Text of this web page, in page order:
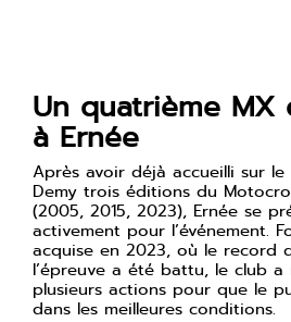
Un quatrième MX
à Ernée
Après avoir déjà accueilli sur le
Demy trois éditions du
(2005, 2015, 2023), Ernée se
activement pour l’événement.
acquise en 2023, où le record
l’épreuve a été battu, le club
plusieurs actions pour que le
dans les meilleures conditions.